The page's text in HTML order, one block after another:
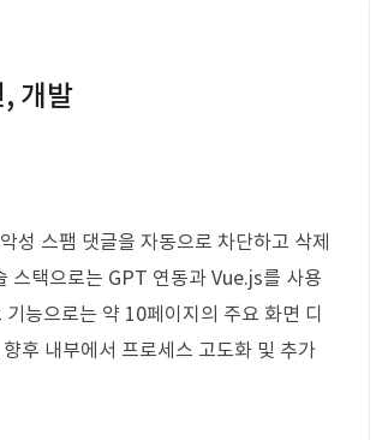
개발
성 스팸 댓글을 자동으로 차단하고 삭제
스택으로는 GPT 연동과 Vue.js를 사용
능으로는 약 10페이지의 주요 화면 디
후 내부에서 프로세스 고도화 및 추가